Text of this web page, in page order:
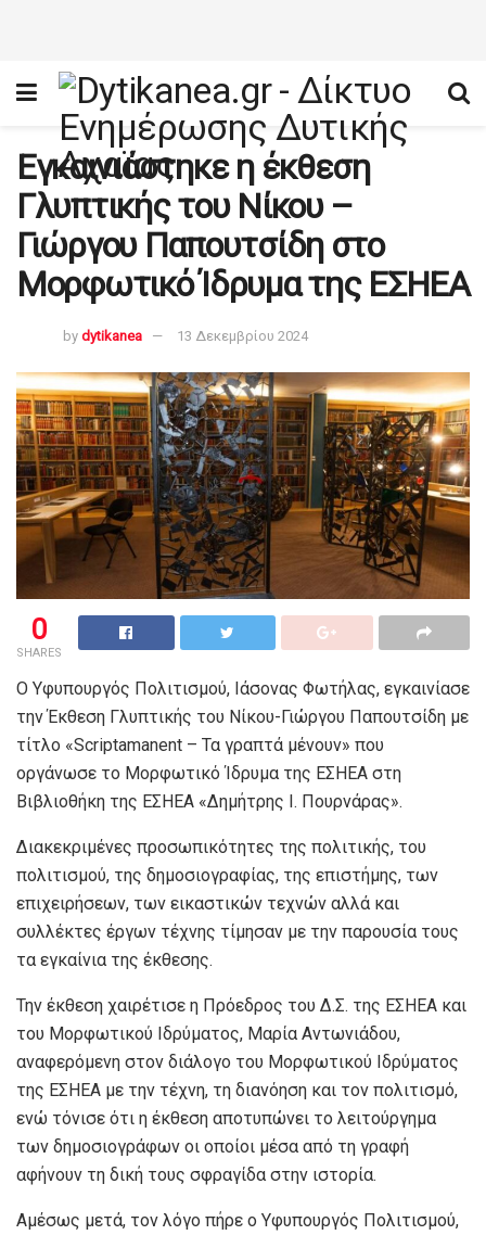
Εγκαινιάστηκε η έκθεση
Γλυπτικής του Νίκου –
Γιώργου Παπουτσίδη στο
Μορφωτικό Ίδρυμα της ΕΣΗΕΑ
by dytikanea 13 Δεκεμβρίου 2024
0
SHARES
Ο Υφυπουργός Πολιτισμού, Ιάσονας Φωτήλας, εγκαινίασε
την Έκθεση Γλυπτικής του Νίκου-Γιώργου Παπουτσίδη με
τίτλο «Scriptamanent – Τα γραπτά μένουν» που
οργάνωσε το Μορφωτικό Ίδρυμα της ΕΣΗΕΑ στη
Βιβλιοθήκη της ΕΣΗΕΑ «Δημήτρης Ι. Πουρνάρας».
Διακεκριμένες προσωπικότητες της πολιτικής, του
πολιτισμού, της δημοσιογραφίας, της επιστήμης, των
επιχειρήσεων, των εικαστικών τεχνών αλλά και
συλλέκτες έργων τέχνης τίμησαν με την παρουσία τους
τα εγκαίνια της έκθεσης.
Την έκθεση χαιρέτισε η Πρόεδρος του Δ.Σ. της ΕΣΗΕΑ και
του Μορφωτικού Ιδρύματος, Μαρία Αντωνιάδου,
αναφερόμενη στον διάλογο του Μορφωτικού Ιδρύματος
της ΕΣΗΕΑ με την τέχνη, τη διανόηση και τον πολιτισμό,
ενώ τόνισε ότι η έκθεση αποτυπώνει το λειτούργημα
των δημοσιογράφων οι οποίοι μέσα από τη γραφή
αφήνουν τη δική τους σφραγίδα στην ιστορία.
Αμέσως μετά, τον λόγο πήρε ο Υφυπουργός Πολιτισμού,